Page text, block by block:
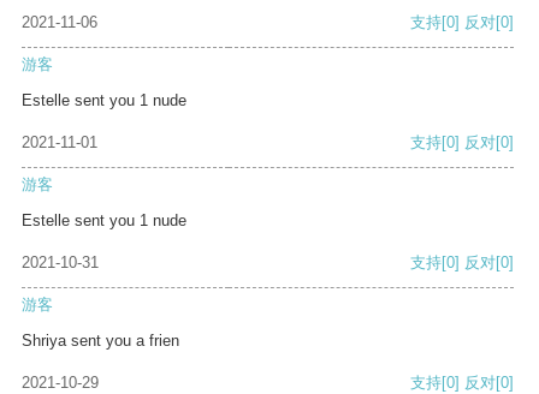
2021-11-06 支持[0] 反对[0]
游客
Estelle sent you 1 nude
2021-11-01 支持[0] 反对[0]
游客
Estelle sent you 1 nude
2021-10-31 支持[0] 反对[0]
游客
Shriya sent you a frien
2021-10-29 支持[0] 反对[0]